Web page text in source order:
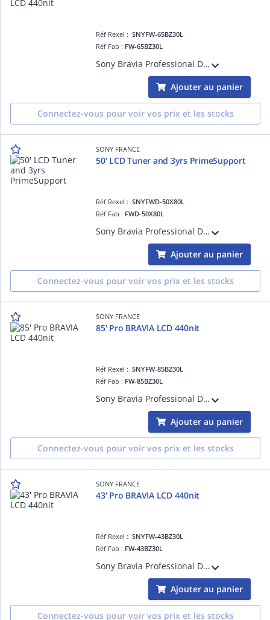
Réf Rexel :SNYFW-65BZ30L
Réf Fab : FW-65BZ30L
Sony Bravia Professional Displays FW-65BZ30L - Classe de diagonale 65' BZ30L Series écran LCD rétro-éclairé par LED - signalisation numérique - Android TV - 4K UHD (2160p) 3840 x 2160 - HDR - Direct LED
Ajouter au panier
Connectez-vous pour voir vos prix et les stocks
SONY FRANCE
50' LCD Tuner and 3yrs PrimeSupport
Réf Rexel :SNYFWD-50X80L
Réf Fab : FWD-50X80L
Sony Bravia Professional Displays FWD-50X80L - Classe de diagonale 50' (49.5' visualisable) - X80L Series écran LCD rétro-éclairé par LED - avec tuner TV - signalisation numérique - Smart TV - Google TV - 4K UHD (2160p) 3840 x 2160 - HDR -
Ajouter au panier
Connectez-vous pour voir vos prix et les stocks
SONY FRANCE
85' Pro BRAVIA LCD 440nit
Réf Rexel :SNYFW-85BZ30L
Réf Fab : FW-85BZ30L
Sony Bravia Professional Displays FW-85BZ30L - Classe de diagonale 85' BZ30L Series écran LCD rétro-éclairé par LED - signalisation numérique - Android TV - 4K UHD (2160p) 3840 x 2160 - HDR - Direct LED
Ajouter au panier
Connectez-vous pour voir vos prix et les stocks
SONY FRANCE
43' Pro BRAVIA LCD 440nit
Réf Rexel :SNYFW-43BZ30L
Réf Fab : FW-43BZ30L
Sony Bravia Professional Displays FW-43BZ30L - Classe de diagonale 43' BZ30L Series écran LCD rétro-éclairé par LED - signalisation numérique - Android TV - 4K UHD (2160p) 3840 x 2160 - HDR - Direct LED
Ajouter au panier
Connectez-vous pour voir vos prix et les stocks